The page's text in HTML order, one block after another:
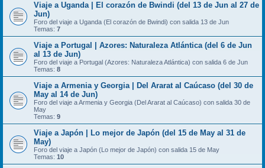
Viaje a Uganda | El corazón de Bwindi (del 13 de Jun al 27 de
Jun)
Foro del viaje a Uganda (El corazón de Bwindi) con salida 13 de Jun
Temas: 7
Viaje a Portugal | Azores: Naturaleza Atlántica (del 6 de Jun
al 13 de Jun)
Foro del viaje a Portugal (Azores: Naturaleza Atlántica) con salida 6 de Jun
Temas: 8
Viaje a Armenia y Georgia | Del Ararat al Caúcaso (del 30 de
May al 14 de Jun)
Foro del viaje a Armenia y Georgia (Del Ararat al Caúcaso) con salida 30 de
May
Temas: 9
Viaje a Japón | Lo mejor de Japón (del 15 de May al 31 de
May)
Foro del viaje a Japón (Lo mejor de Japón) con salida 15 de May
Temas: 10